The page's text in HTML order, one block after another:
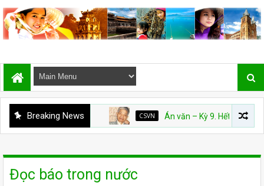
Breaking News CSVN Án văn – Kỳ 9. Hết CSVN
Đọc báo trong nước